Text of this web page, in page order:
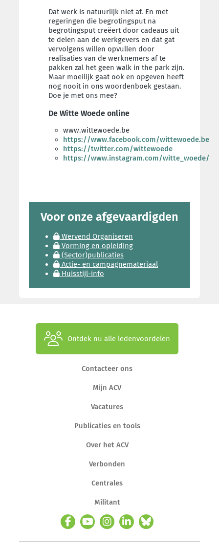
Dat werk is natuurlijk niet af. En met
regeringen die begrotingsput na
begrotingsput creëert door cadeaus uit
te delen aan de werkgevers en dat gat
vervolgens willen opvullen door
realisaties van de werknemers af te
pakken zal het geen walk in the park zijn.
Maar moeilijk gaat ook en opgeven heeft
nog nooit in ons woordenboek gestaan.
Doe je met ons mee?
De Witte Woede online
www.wittewoede.be
https://www.facebook.com/wittewoede.be
https://twitter.com/wittewoede
https://www.instagram.com/witte_woede/
Voor onze afgevaardigden
Wervend Organiseren
Vorming en opleiding
(Sector)publicaties
Actie- en campagnemateriaal
Huisstijl-info
Ontdek nu alle ledenvoordelen
Contacteer ons
Mijn ACV
Vacatures
Publicaties en tools
Over het ACV
Verbonden
Centrales
Militant